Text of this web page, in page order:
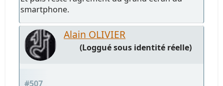
smartphone.
Alain OLIVIER
(Loggué sous identité réelle)
#507